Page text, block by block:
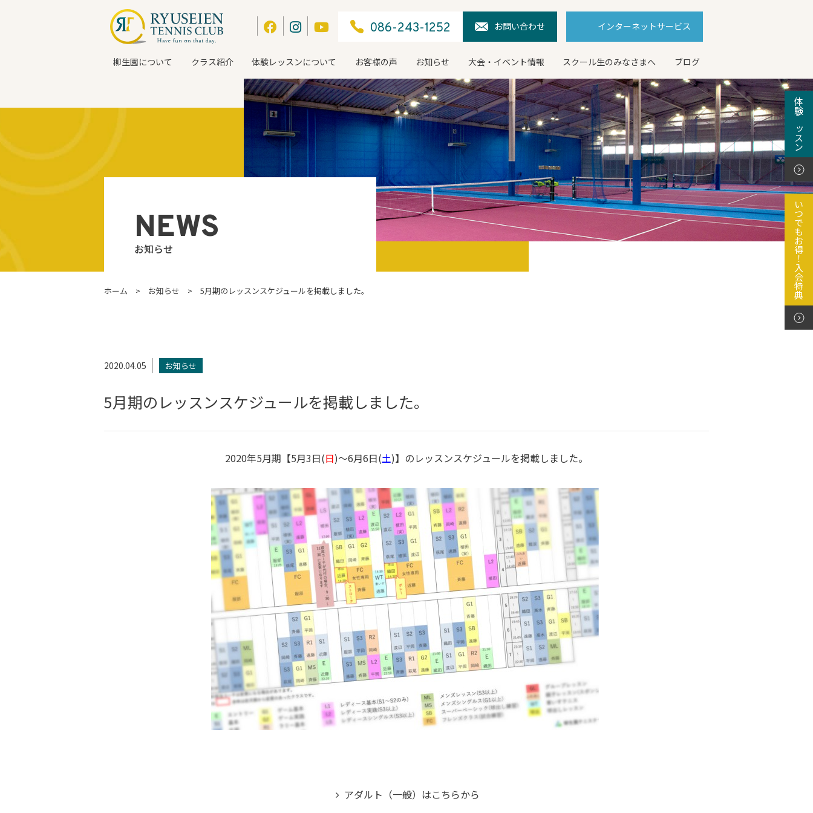
086-243-1252 お問い合わせ インターネットサービス
柳生園について クラス紹介 体験レッスンについて お客様の声 お知らせ 大会・イベント情報 スクール生のみなさまへ ブログ
NEWS
お知らせ
ホーム お知らせ 5月期のレッスンスケジュールを掲載しました。
2020.04.05 お知らせ
5月期のレッスンスケジュールを掲載しました。
2020年5月期【5月3日(日)～6月6日(土)】のレッスンスケジュールを掲載しました。
アダルト（一般）はこちらから
体験レッスン
いつでもお得！入会特典